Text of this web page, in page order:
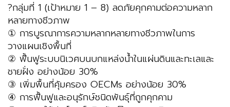
?กลุ่มที่ 1 (เป้าหมาย 1 – 8) ลดภัยคุกคามต่อความหลาก
หลายทางชีวภาพ
① การบูรณาการความหลากหลายทางชีวภาพในการ
วางแผนเชิงพื้นที่
② ฟื้นฟูระบบนิเวศบนบกแหล่งน้ำในแผ่นดินและทะเลและ
ชายฝั่ง อย่างน้อย 30%
③ เพิ่มพื้นที่คุ้มครอง OECMs อย่างน้อย 30%
④ การฟื้นฟูและอนุรักษ์ชนิดพันธุ์ที่ถูกคุกคาม